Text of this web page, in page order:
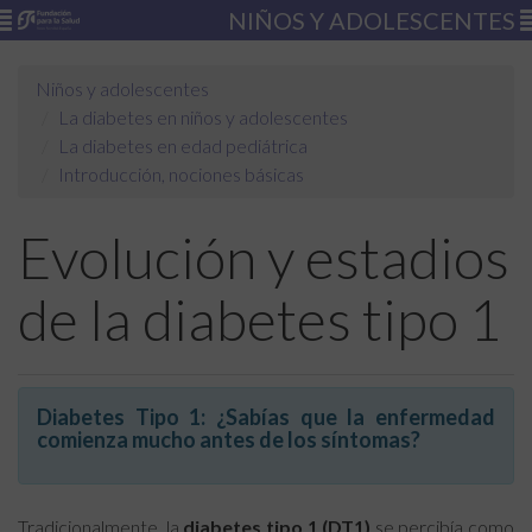
NIÑOS Y ADOLESCENTES
Niños y adolescentes
La diabetes en niños y adolescentes
La diabetes en edad pediátrica
Introducción, nociones básicas
Evolución y estadios
de la diabetes tipo 1
Diabetes Tipo 1: ¿Sabías que la enfermedad
comienza mucho antes de los síntomas?
Tradicionalmente, la diabetes tipo 1 (DT1) se percibía como